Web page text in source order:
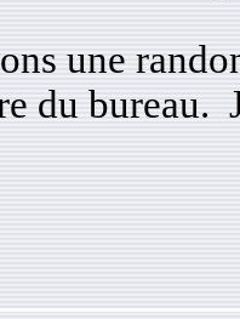
une
du bureau.